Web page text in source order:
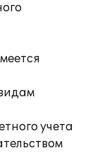
учета